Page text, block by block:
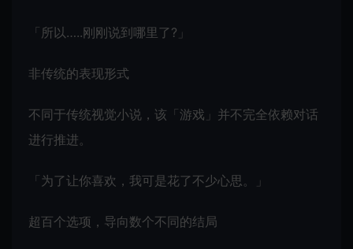
「所以…..刚刚说到哪里了?」
非传统的表现形式
不同于传统视觉小说，该「游戏」并不完全依赖对话
进行推进。
「为了让你喜欢，我可是花了不少心思。」
超百个选项，导向数个不同的结局